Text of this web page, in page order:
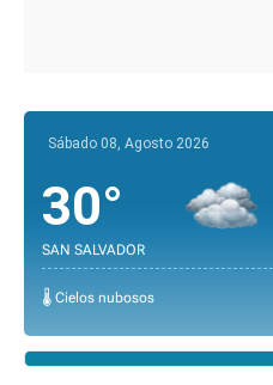
Sábado 08, Agosto 2026
30°
SAN SALVADOR
🌡️ Cielos nubosos